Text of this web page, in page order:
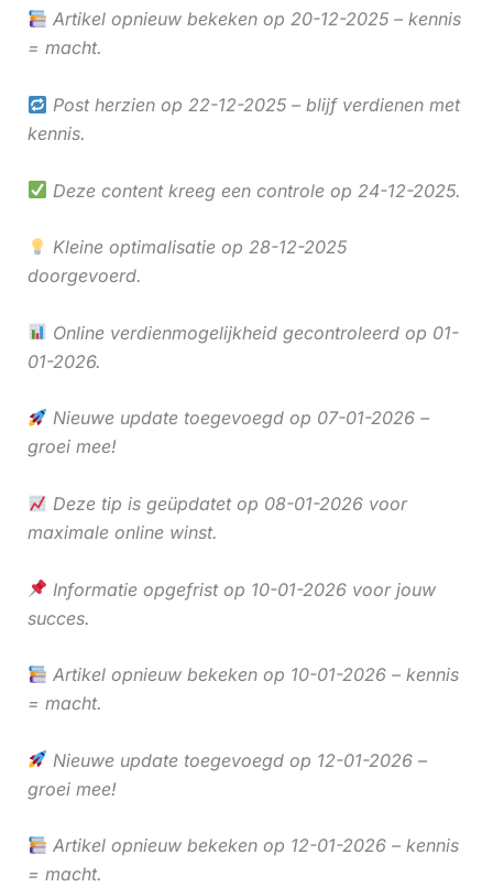
Artikel opnieuw bekeken op 20-12-2025 – kennis
= macht.
Post herzien op 22-12-2025 – blijf verdienen met
kennis.
Deze content kreeg een controle op 24-12-2025.
Kleine optimalisatie op 28-12-2025
doorgevoerd.
Online verdienmogelijkheid gecontroleerd op 01-
01-2026.
Nieuwe update toegevoegd op 07-01-2026 –
groei mee!
Deze tip is geüpdatet op 08-01-2026 voor
maximale online winst.
Informatie opgefrist op 10-01-2026 voor jouw
succes.
Artikel opnieuw bekeken op 10-01-2026 – kennis
= macht.
Nieuwe update toegevoegd op 12-01-2026 –
groei mee!
Artikel opnieuw bekeken op 12-01-2026 – kennis
= macht.